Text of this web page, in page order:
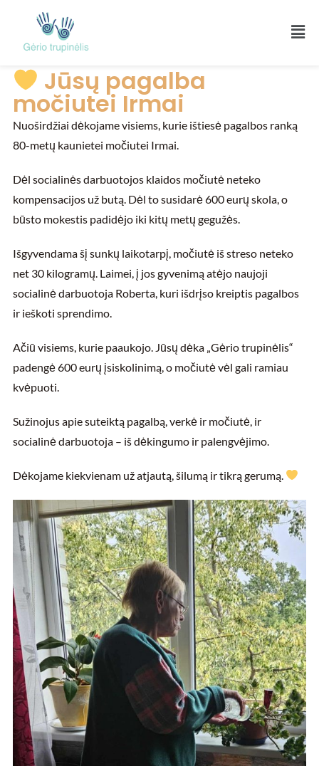
Jūsų pagalba
močiutei Irmai
Nuoširdžiai dėkojame visiems, kurie ištiesė pagalbos ranką
80-metų kaunietei močiutei Irmai.
Dėl socialinės darbuotojos klaidos močiutė neteko
kompensacijos už butą. Dėl to susidarė 600 eurų skola, o
būsto mokestis padidėjo iki kitų metų gegužės.
Išgyvendama šį sunkų laikotarpį, močiutė iš streso neteko
net 30 kilogramų. Laimei, į jos gyvenimą atėjo naujoji
socialinė darbuotoja Roberta, kuri išdrįso kreiptis pagalbos
ir ieškoti sprendimo.
Ačiū visiems, kurie paaukojo. Jūsų dėka „Gėrio trupinėlis“
padengė 600 eurų įsiskolinimą, o močiutė vėl gali ramiau
kvėpuoti.
Sužinojus apie suteiktą pagalbą, verkė ir močiutė, ir
socialinė darbuotoja – iš dėkingumo ir palengvėjimo.
Dėkojame kiekvienam už atjautą, šilumą ir tikrą gerumą.